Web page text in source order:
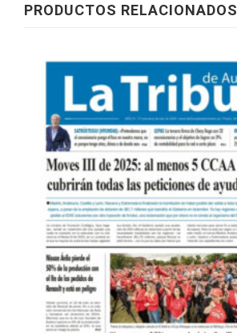
PRODUCTOS RELACIONADOS